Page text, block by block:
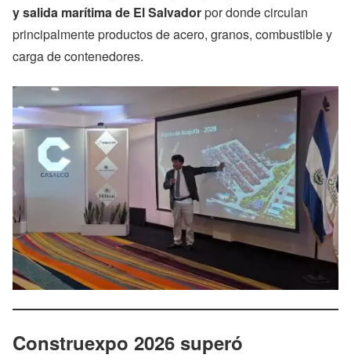
y salida marítima de El Salvadorpor donde circulan
principalmente productos de acero, granos, combustible y
carga de contenedores.
Construexpo 2026 superó